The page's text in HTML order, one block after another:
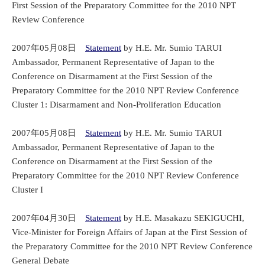
First Session of the Preparatory Committee for the 2010 NPT
Review Conference
2007年05月08日 Statement by H.E. Mr. Sumio TARUI
Ambassador, Permanent Representative of Japan to the
Conference on Disarmament at the First Session of the
Preparatory Committee for the 2010 NPT Review Conference
Cluster 1: Disarmament and Non-Proliferation Education
2007年05月08日 Statement by H.E. Mr. Sumio TARUI
Ambassador, Permanent Representative of Japan to the
Conference on Disarmament at the First Session of the
Preparatory Committee for the 2010 NPT Review Conference
Cluster I
2007年04月30日 Statement by H.E. Masakazu SEKIGUCHI,
Vice-Minister for Foreign Affairs of Japan at the First Session of
the Preparatory Committee for the 2010 NPT Review Conference
General Debate